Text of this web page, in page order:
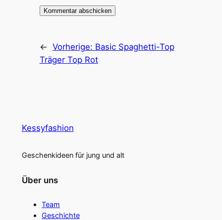
← Vorherige: Basic Spaghetti-Top
Träger Top Rot
Kessyfashion
Geschenkideen für jung und alt
Über uns
Team
Geschichte